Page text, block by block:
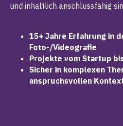
und inhaltlich anschlussfähig
15+ Jahre Erfahrung in
Foto-/Videografie
Projekte vom Startup
Sicher in komplexen
anspruchsvollen